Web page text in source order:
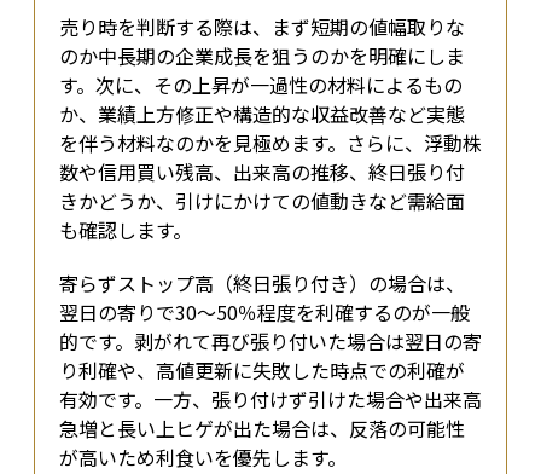
売り時を判断する際は、まず短期の値幅取りな
のか中長期の企業成長を狙うのかを明確にしま
す。次に、その上昇が一過性の材料によるもの
か、業績上方修正や構造的な収益改善など実態
を伴う材料なのかを見極めます。さらに、浮動株
数や信用買い残高、出来高の推移、終日張り付
きかどうか、引けにかけての値動きなど需給面
も確認します。
寄らずストップ高（終日張り付き）の場合は、
翌日の寄りで30〜50％程度を利確するのが一般
的です。剥がれて再び張り付いた場合は翌日の寄
り利確や、高値更新に失敗した時点での利確が
有効です。一方、張り付けず引けた場合や出来高
急増と長い上ヒゲが出た場合は、反落の可能性
が高いため利食いを優先します。